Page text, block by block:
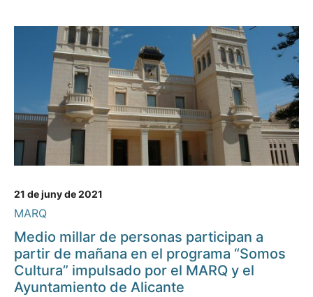
21 de juny de 2021
MARQ
Medio millar de personas participan a
partir de mañana en el programa “Somos
Cultura” impulsado por el MARQ y el
Ayuntamiento de Alicante